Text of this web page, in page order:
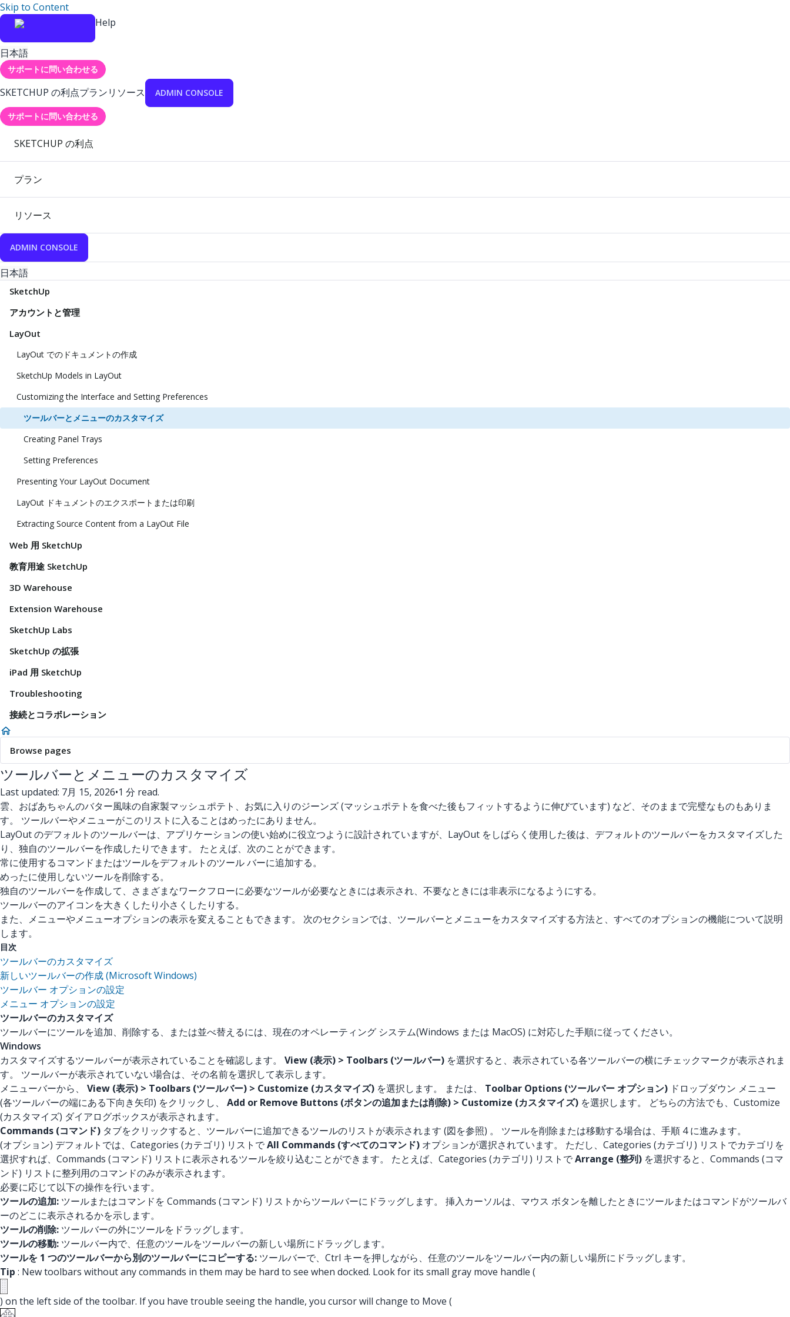
Skip to Content
Help
日本語
サポートに問い合わせる
SKETCHUP の利点プランリソース ADMIN CONSOLE
サポートに問い合わせる
SKETCHUP の利点
プラン
リソース
ADMIN CONSOLE
日本語
SketchUp
アカウントと管理
LayOut
LayOut でのドキュメントの作成
SketchUp Models in LayOut
Customizing the Interface and Setting Preferences
ツールバーとメニューのカスタマイズ
Creating Panel Trays
Setting Preferences
Presenting Your LayOut Document
LayOut ドキュメントのエクスポートまたは印刷
Extracting Source Content from a LayOut File
Web 用 SketchUp
教育用途 SketchUp
3D Warehouse
Extension Warehouse
SketchUp Labs
SketchUp の拡張
iPad 用 SketchUp
Troubleshooting
接続とコラボレーション
Browse pages
ツールバーとメニューのカスタマイズ
Last updated: 7月 15, 2026•1 分 read.
雲、おばあちゃんのバター風味の自家製マッシュポテト、お気に入りのジーンズ (マッシュポテトを食べた後もフィットするように伸びています) など、そのままで完璧なものもありま
す。 ツールバーやメニューがこのリストに入ることはめったにありません。
LayOut のデフォルトのツールバーは、アプリケーションの使い始めに役立つように設計されていますが、LayOut をしばらく使用した後は、デフォルトのツールバーをカスタマイズした
り、独自のツールバーを作成したりできます。 たとえば、次のことができます。
常に使用するコマンドまたはツールをデフォルトのツール バーに追加する。
めったに使用しないツールを削除する。
独自のツールバーを作成して、さまざまなワークフローに必要なツールが必要なときには表示され、不要なときには非表示になるようにする。
ツールバーのアイコンを大きくしたり小さくしたりする。
また、メニューやメニューオプションの表示を変えることもできます。 次のセクションでは、ツールバーとメニューをカスタマイズする方法と、すべてのオプションの機能について説明
します。
目次
ツールバーのカスタマイズ
新しいツールバーの作成 (Microsoft Windows)
ツールバー オプションの設定
メニュー オプションの設定
ツールバーのカスタマイズ
ツールバーにツールを追加、削除する、または並べ替えるには、現在のオペレーティング システム(Windows または MacOS) に対応した手順に従ってください。
Windows
カスタマイズするツールバーが表示されていることを確認します。 View (表示) > Toolbars (ツールバー) を選択すると、表示されている各ツールバーの横にチェックマークが表示されま
す。 ツールバーが表示されていない場合は、その名前を選択して表示します。
メニューバーから、 View (表示) > Toolbars (ツールバー) > Customize (カスタマイズ) を選択します。 または、 Toolbar Options (ツールバー オプション) ドロップダウン メニュー
(各ツールバーの端にある下向き矢印) をクリックし、 Add or Remove Buttons (ボタンの追加または削除) > Customize (カスタマイズ) を選択します。 どちらの方法でも、Customize
(カスタマイズ) ダイアログボックスが表示されます。
Commands (コマンド) タブをクリックすると、ツールバーに追加できるツールのリストが表示されます (図を参照) 。 ツールを削除または移動する場合は、手順 4 に進みます。
(オプション) デフォルトでは、Categories (カテゴリ) リストでAll Commands (すべてのコマンド) オプションが選択されています。 ただし、Categories (カテゴリ) リストでカテゴリを
選択すれば、Commands (コマンド) リストに表示されるツールを絞り込むことができます。 たとえば、Categories (カテゴリ) リストでArrange (整列) を選択すると、Commands (コマ
ンド) リストに整列用のコマンドのみが表示されます。
必要に応じて以下の操作を行います。
ツールの追加: ツールまたはコマンドを Commands (コマンド) リストからツールバーにドラッグします。 挿入カーソルは、マウス ボタンを離したときにツールまたはコマンドがツールバ
ーのどこに表示されるかを示します。
ツールの削除: ツールバーの外にツールをドラッグします。
ツールの移動: ツールバー内で、任意のツールをツールバーの新しい場所にドラッグします。
ツールを 1 つのツールバーから別のツールバーにコピーする: ツールバーで、Ctrl キーを押しながら、任意のツールをツールバー内の新しい場所にドラッグします。
Tip : New toolbars without any commands in them may be hard to see when docked. Look for its small gray move handle (
) on the left side of the toolbar. If you have trouble seeing the handle, you cursor will change to Move (